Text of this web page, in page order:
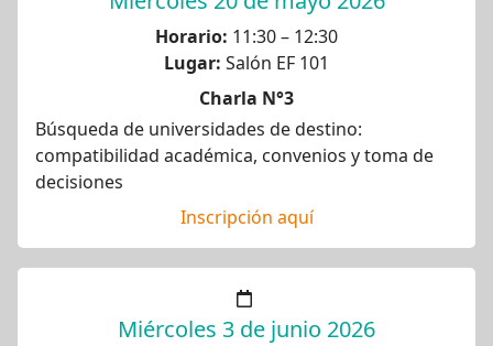
Horario: 11:30 – 12:30
Lugar: Salón EF 101
Charla N°3
Búsqueda de universidades de destino:
compatibilidad académica, convenios y toma de
decisiones
Inscripción aquí
Miércoles 3 de junio 2026